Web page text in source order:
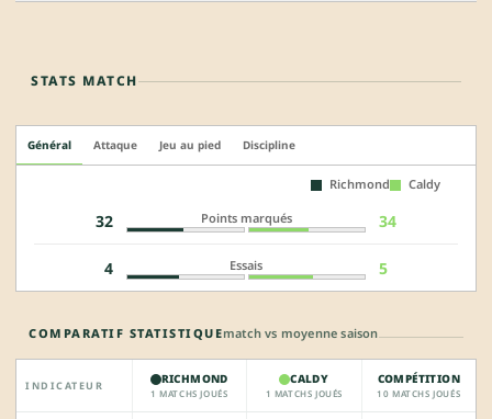
STATS MATCH
Général Attaque Jeu au pied Discipline
Richmond Caldy
32 Points marqués 34
4 Essais 5
COMPARATIF STATISTIQUEmatch vs moyenne saison
INDICATEUR RICHMOND
1 MATCHS JOUÉS
CALDY
1 MATCHS JOUÉS
COMPÉTITION
10 MATCHS JOUÉS